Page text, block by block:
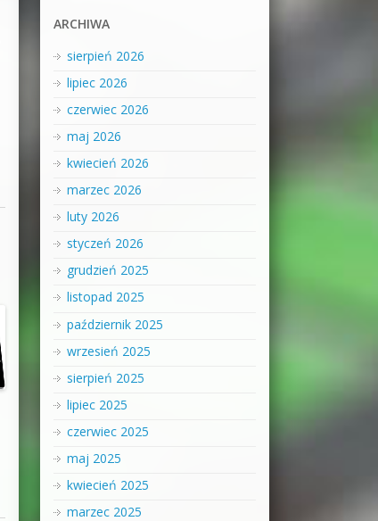
ARCHIWA
sierpień 2026
lipiec 2026
czerwiec 2026
maj 2026
kwiecień 2026
marzec 2026
luty 2026
styczeń 2026
grudzień 2025
listopad 2025
październik 2025
wrzesień 2025
sierpień 2025
lipiec 2025
czerwiec 2025
maj 2025
kwiecień 2025
marzec 2025